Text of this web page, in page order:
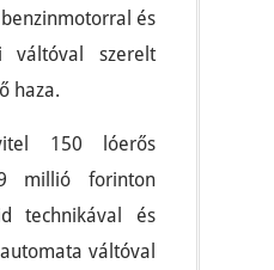
és
váltóval szerelt
haza.
150 lóerős
millió forinton
technikával és
váltóval